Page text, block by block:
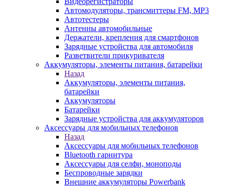
Автомодуляторы, трансмиттеры FM, MP3
Автотестеры
Антенны автомобильные
Держатели, крепления для смартфонов
Зарядные устройства для автомобиля
Разветвители прикуривателя
Аккумуляторы, элементы питания, батарейки
Назад
Аккумуляторы, элементы питания,
батарейки
Аккумуляторы
Батарейки
Зарядные устройства для аккумуляторов
Аксессуары для мобильных телефонов
Назад
Аксессуары для мобильных телефонов
Bluetooth гарнитура
Аксессуары для селфи, моноподы
Беспроводные зарядки
Внешние аккумуляторы Powerbank